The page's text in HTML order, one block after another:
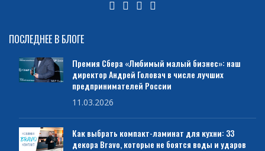
ПОСЛЕДНЕЕ В БЛОГЕ
Премия Сбера «Любимый малый бизнес»: наш
директор Андрей Головач в числе лучших
предпринимателей России
11.03.2026
Как выбрать компакт-ламинат для кухни: 33
декора Bravo, которые не боятся воды и ударов